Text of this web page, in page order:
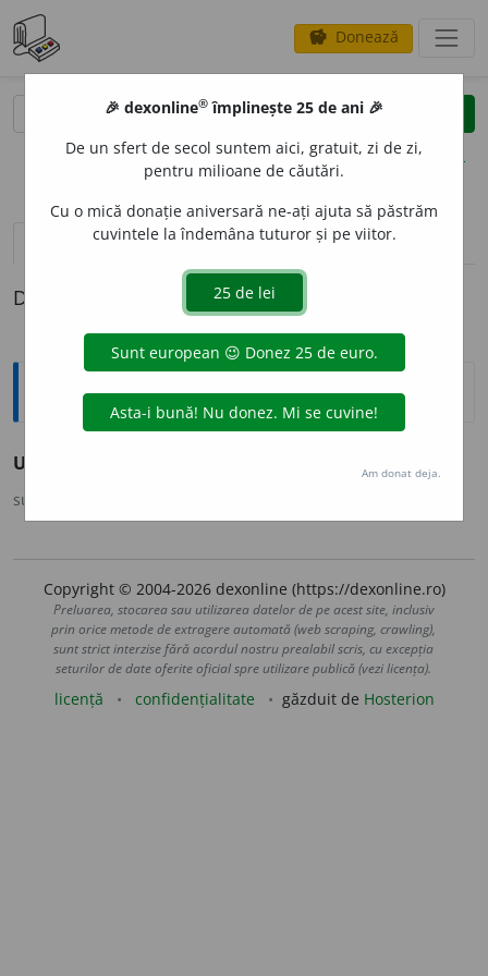
savings Donează
clear
opțiuni
definiții (1) pronunțievolume_up (50)
Definiția cu ID-ul 216936:
Sinonime
URC
sursa:
Copyright © 2004-2026 dexonline (https://dexonline.ro)
Preluarea, stocarea sau utilizarea datelor de pe acest site, inclusiv
prin orice metode de extragere automată (web scraping, crawling),
sunt strict interzise fără acordul nostru prealabil scris, cu excepția
seturilor de date oferite oficial spre utilizare publică (vezi licența).
licență confidențialitate găzduit de Hosterion
🎉 dexonline® împlinește 25 de ani 🎉
De un sfert de secol suntem aici, gratuit, zi de zi,
pentru milioane de căutări.
Cu o mică donație aniversară ne-ați ajuta să păstrăm
cuvintele la îndemâna tuturor și pe viitor.
Am donat deja.